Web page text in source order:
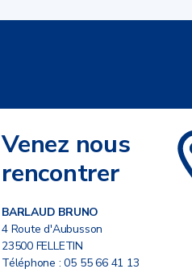
Venez nous
rencontrer
BARLAUD BRUNO
4 Route d'Aubusson
23500 FELLETIN
Téléphone :05 55 66 41 13